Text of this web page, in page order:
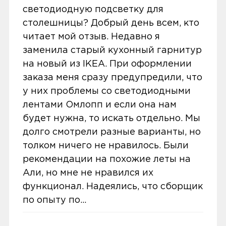
других устройств, создавать параметры
для управления устройствами или их
группами, управлять устройствами через
iPhone, iPod или iPad.
светодиодную подсветку для
столешницы? Добрый день всем, кто
читает мой отзыв. Недавно я
заменила старый кухонный гарнитур
на новый из IKEA. При оформлении
заказа меня сразу предупредили, что
у них проблемы со светодиодными
лентами Омлопп и если она нам
будет нужна, то искать отдельно. Мы
долго смотрели разные варианты, но
толком ничего не нравилось. Были
рекомендации на похожие леты на
Али, но мне не нравился их
функционал. Надеялись, что сборщик
по опыту по...
курьером СДЭК по адресам в
Екатеринбурге, Нижнем Тагиле, Кургане
Доставка бесплатная, если вы покупаете
товары дороже 3 000 рублей или в заказ
включен комплект подключения SIM-
карты. Если сумма заказа менее 3000
рублей, то стоимость доставки 300
рублей.
Заказы привозятся только на
существующие и точные адреса.
Курьер привозит заказ — вы проверяете
светодиодную подсветку для
столешницы? Добрый день всем, кто
читает мой отзыв. Недавно я
заменила старый кухонный гарнитур
на новый из IKEA. При оформлении
заказа меня сразу предупредили, что
у них проблемы со светодиодными
лентами Омлопп и если она нам
будет нужна, то искать отдельно. Мы
долго смотрели разные варианты, но
толком ничего не нравилось. Были
рекомендации на похожие леты на
Али, но мне не нравился их
функционал. Надеялись, что сборщик
по опыту по...